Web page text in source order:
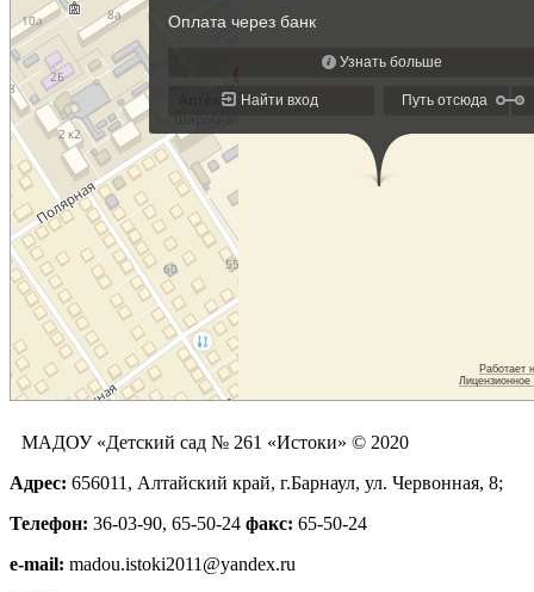
МАДОУ «Детский сад № 261 «Истоки» © 2020
Адрес: 656011, Алтайский край, г.Барнаул, ул. Червонная, 8;
Телефон: 36-03-90, 65-50-24 факс: 65-50-24
е-mail: madou.istoki2011@yandex.ru